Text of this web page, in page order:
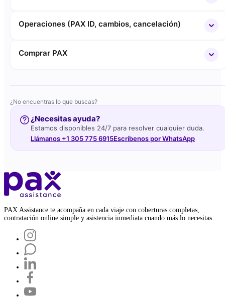
Operaciones (PAX ID, cambios, cancelación)
Comprar PAX
¿No encuentras lo que buscas?
¿Necesitas ayuda?
Estamos disponibles 24/7 para resolver cualquier duda.
Llámanos +1 305 775 6915Escríbenos por WhatsApp
PAX Assistance te acompaña en cada viaje con coberturas completas,
contratación online simple y asistencia inmediata cuando más lo necesitas.